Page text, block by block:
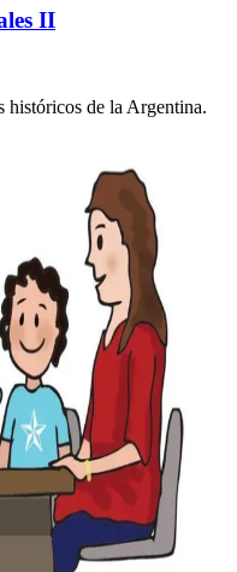
II
históricos de la Argentina.